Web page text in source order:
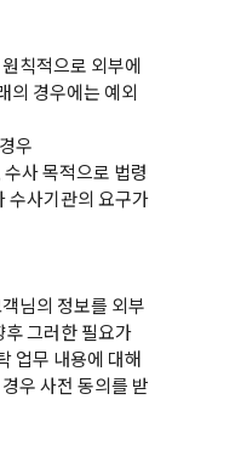
칙적으로 외부에
의 경우에는 예외
우
사 목적으로 법령
수사기관의 요구가
님의 정보를 외부
그러한 필요가
업무 내용에 대해
우 사전 동의를 받